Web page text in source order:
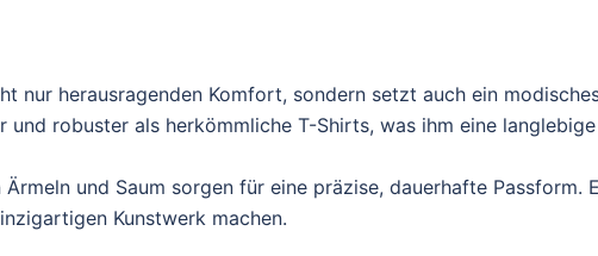
nur herausragenden Komfort, sondern setzt auch ein
robuster als herkömmliche T-Shirts, was ihm eine
und Saum sorgen für eine präzise, dauerhafte Passform.
Kunstwerk machen.